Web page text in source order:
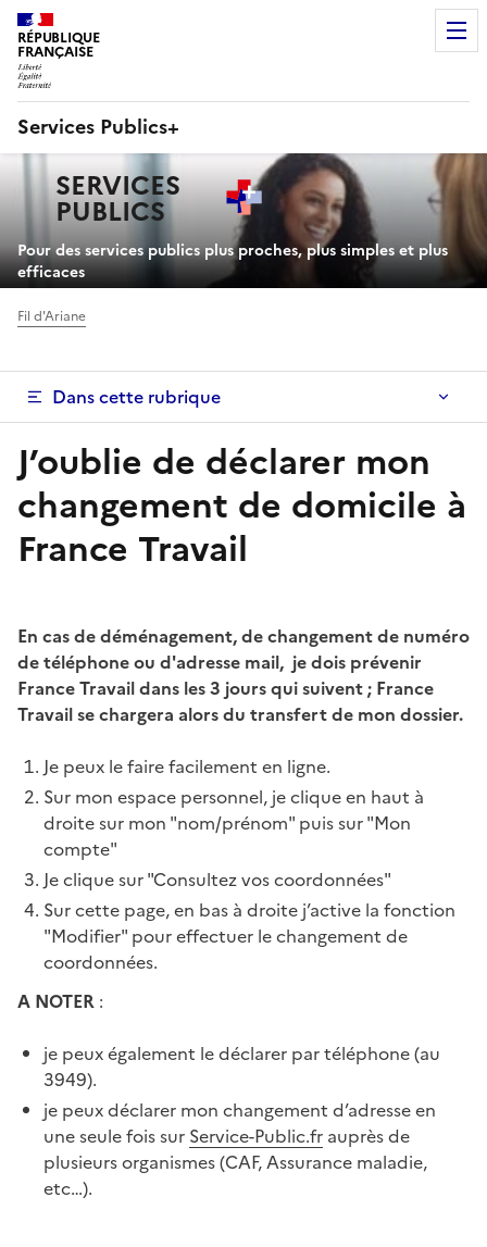
RÉPUBLIQUE
FRANÇAISE
Services Publics+
principaleSERVICES
PUBLICS+
Pour des services publics plus proches, plus simples et plus
efficaces
Fil d'Ariane
Dans cette rubrique
J’oublie de déclarer mon
changement de domicile à
France Travail
En cas de déménagement,de changement de numéro
de téléphone ou d'adresse mail, je dois prévenir
France Travail dans les 3 jours qui suivent ; France
Travail se chargera alors du transfert de mon dossier.
Je peux le faire facilement en ligne.
Sur mon espace personnel, je clique en haut à
droite sur mon "nom/prénom" puis sur "Mon
compte"
Je clique sur "Consultez vos coordonnées"
Sur cette page, en bas à droite j’active la fonction
"Modifier" pour effectuer le changement de
coordonnées.
A NOTER :
je peux également le déclarer par téléphone (au
3949).
je peux déclarer mon changement d’adresse en
une seule fois sur Service-Public.fr auprès de
plusieurs organismes (CAF, Assurance maladie,
etc…).